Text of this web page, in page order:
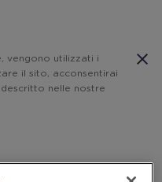
vengono utilizzati i
il sito, acconsentirai
nelle nostre